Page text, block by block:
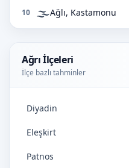
10 🌫️Ağlı, Kastamonu
Ağrı İlçeleri
İlçe bazlı tahminler
Diyadin
Eleşkirt
Patnos